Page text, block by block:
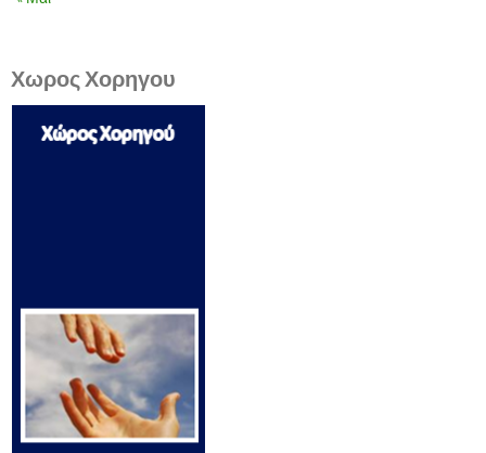
Χωρος Χορηγου